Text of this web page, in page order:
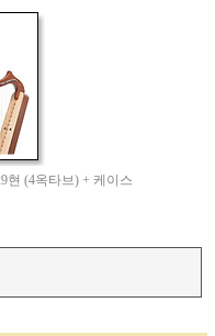
현 (4옥타브) + 케이스